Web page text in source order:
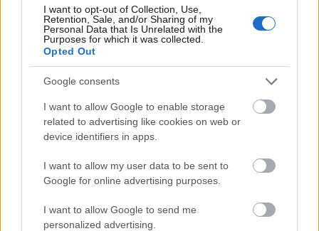
I want to opt-out of Collection, Use,
Retention, Sale, and/or Sharing of my
Personal Data that Is Unrelated with the
Purposes for which it was collected.
Opted Out
Google consents
I want to allow Google to enable storage
related to advertising like cookies on web or
device identifiers in apps.
I want to allow my user data to be sent to
Google for online advertising purposes.
I want to allow Google to send me
personalized advertising.
Újabb településekkel lépett előre a tizennégy megyére
kiterjedő állomásfelújítási program